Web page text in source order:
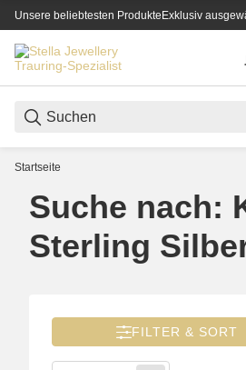
Unsere beliebtesten ProdukteExklusiv
Startseite
Suche nach:
Sterling
FILTER & SORT